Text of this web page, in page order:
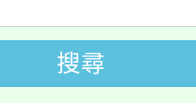
泳池舉行。
入戶享有免
中低收入戶
育及科技
搜尋